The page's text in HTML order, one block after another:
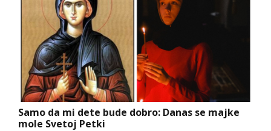
Samo da mi dete bude dobro: Danas se majke
mole Svetoj Petki